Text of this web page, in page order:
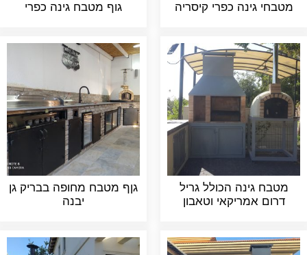
מטבחי גינה כפרי קיסריה גוף מטבח גינה כפרי
מטבח גינה הכולל גריל
דרום אמריקאי וטאבון
גןף מטבח מחופה בבריק גן
יבנה